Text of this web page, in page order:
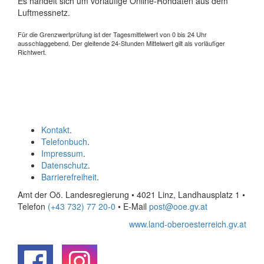
Luftmessnetz.
Für die Grenzwertprüfung ist der Tagesmittelwert von 0 bis 24 Uhr
ausschlaggebend. Der gleitende 24-Stunden Mittelwert gilt als vorläufiger
Richtwert.
Kontakt.
Telefonbuch.
Impressum.
Datenschutz.
Barrierefreiheit.
Amt der Oö. Landesregierung • 4021 Linz, Landhausplatz 1 •
Telefon (+43 732) 77 20-0 • E-Mail post@ooe.gv.at
www.land-oberoesterreich.gv.at